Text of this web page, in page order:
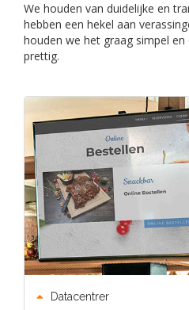
We houden van duidelijke en
hebben een hekel aan
houden we het graag simpel
prettig.
Datacentrer